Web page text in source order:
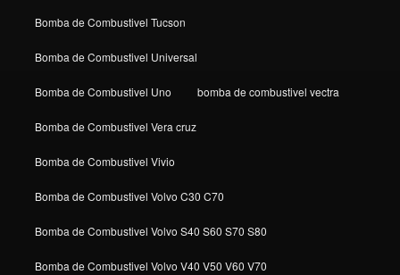
Bomba de Combustivel Tucson
Bomba de Combustivel Universal
Bomba de Combustivel Uno bomba de combustivel vectra
Bomba de Combustivel Vera cruz
Bomba de Combustivel Vivio
Bomba de Combustivel Volvo C30 C70
Bomba de Combustivel Volvo S40 S60 S70 S80
Bomba de Combustivel Volvo V40 V50 V60 V70